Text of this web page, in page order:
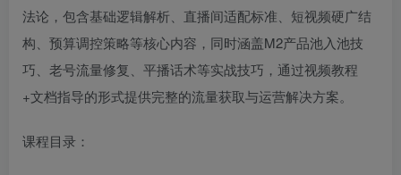
法论，包含基础逻辑解析、直播间适配标准、短视频硬广结
构、预算调控策略等核心内容，同时涵盖M2产品池入池技
巧、老号流量修复、平播话术等实战技巧，通过视频教程
+文档指导的形式提供完整的流量获取与运营解决方案。
课程目录：